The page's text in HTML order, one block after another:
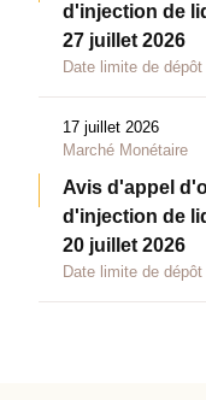
d'injection de
27 juillet 2026
Date limite de
17 juillet 2026
Marché Monétaire
Avis d'appel
d'injection de
20 juillet 2026
Date limite de